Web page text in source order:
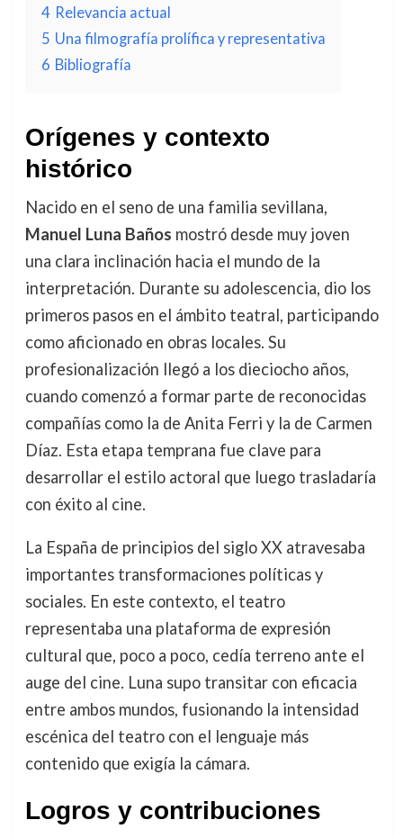
4 Relevancia actual
5 Una filmografía prolífica y representativa
6 Bibliografía
Orígenes y contexto
histórico
Nacido en el seno de una familia sevillana,
Manuel Luna Baños mostró desde muy joven
una clara inclinación hacia el mundo de la
interpretación. Durante su adolescencia, dio los
primeros pasos en el ámbito teatral, participando
como aficionado en obras locales. Su
profesionalización llegó a los dieciocho años,
cuando comenzó a formar parte de reconocidas
compañías como la de Anita Ferri y la de Carmen
Díaz. Esta etapa temprana fue clave para
desarrollar el estilo actoral que luego trasladaría
con éxito al cine.
La España de principios del siglo XX atravesaba
importantes transformaciones políticas y
sociales. En este contexto, el teatro
representaba una plataforma de expresión
cultural que, poco a poco, cedía terreno ante el
auge del cine. Luna supo transitar con eficacia
entre ambos mundos, fusionando la intensidad
escénica del teatro con el lenguaje más
contenido que exigía la cámara.
Logros y contribuciones